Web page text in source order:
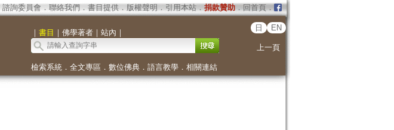
諮詢委員會． 聯絡我們 ． 書目提供． 版權聲明 ． 引用本站． 捐款贊助．回首頁．
｜ 書目 ｜ 佛學著者｜ 站內 ｜
日 EN
上一頁
檢索系統． 全文專區 ． 數位佛典． 語言教學． 相關連結